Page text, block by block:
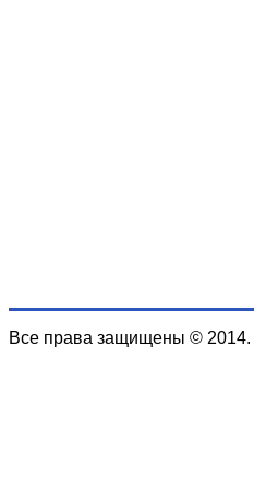
Все права защищены © 2014.